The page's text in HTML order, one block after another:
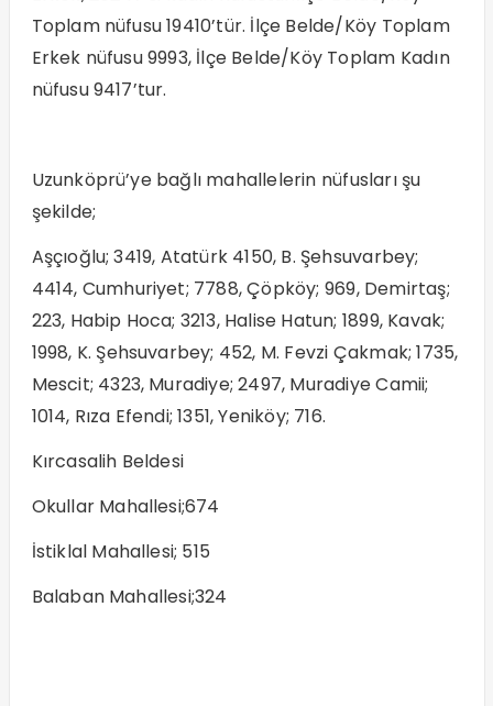
Toplam nüfusu 19410’tür. İlçe Belde/Köy Toplam
Erkek nüfusu 9993, İlçe Belde/Köy Toplam Kadın
nüfusu 9417’tur.
Uzunköprü’ye bağlı mahallelerin nüfusları şu
şekilde;
Aşçıoğlu; 3419, Atatürk 4150, B. Şehsuvarbey;
4414, Cumhuriyet; 7788, Çöpköy; 969, Demirtaş;
223, Habip Hoca; 3213, Halise Hatun; 1899, Kavak;
1998, K. Şehsuvarbey; 452, M. Fevzi Çakmak; 1735,
Mescit; 4323, Muradiye; 2497, Muradiye Camii;
1014, Rıza Efendi; 1351, Yeniköy; 716.
Kırcasalih Beldesi
Okullar Mahallesi;674
İstiklal Mahallesi; 515
Balaban Mahallesi;324